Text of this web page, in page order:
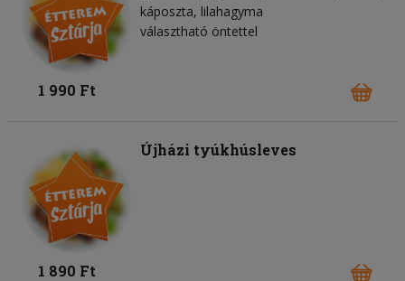
káposzta lilahagyma
választható öntettel
1 990 Ft
Újházi tyúkhúsleves
1 890 Ft